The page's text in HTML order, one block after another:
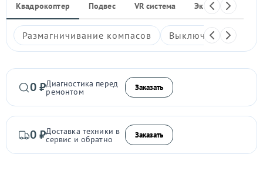
Квадрокоптер Подвес VR система Экшен-камера
Размагничивание компасов Выключается
0 ₽Диагностика перед
ремонтом Заказать
0 ₽Доставка техники в
сервис и обратно Заказать